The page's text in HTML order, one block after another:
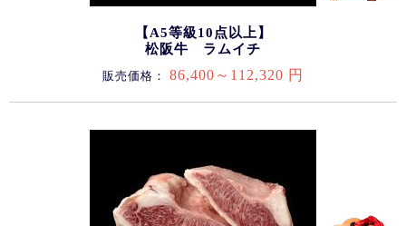
【A5等級10点以上】
松阪牛 ラムイチ
販売価格： 86,400～112,320 円